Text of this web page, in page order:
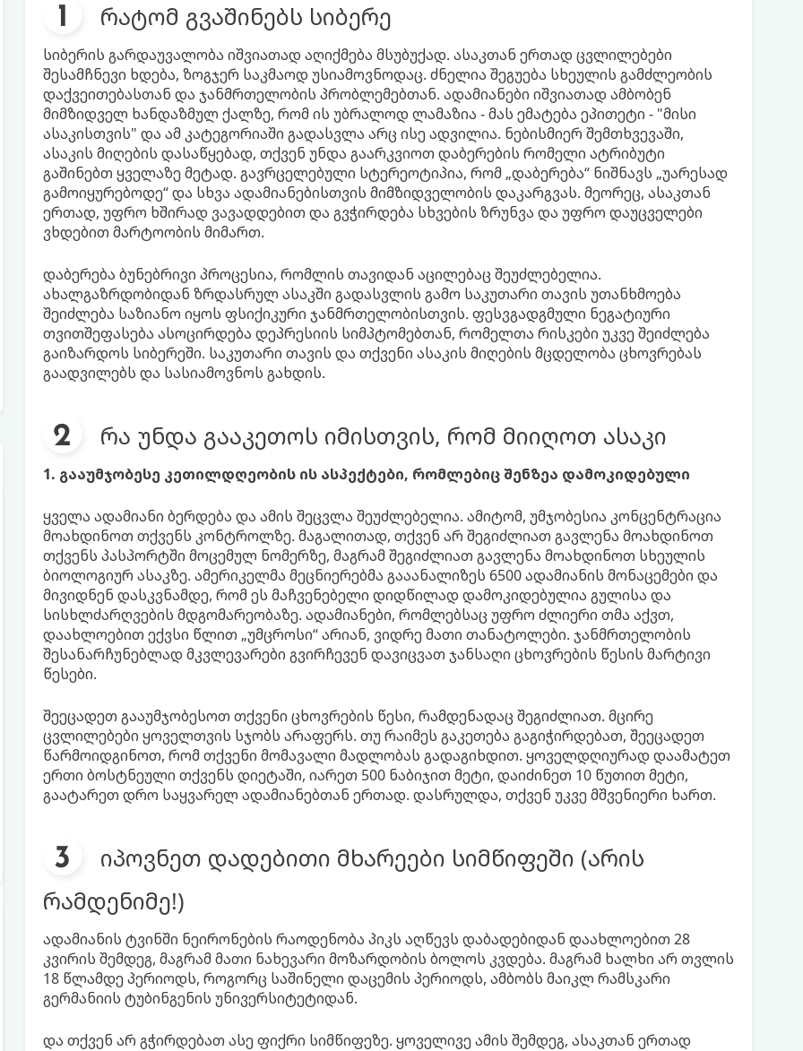
რატომ გვაშინებს სიბერე
სიბერის გარდაუვალობა იშვიათად აღიქმება მსუბუქად. ასაკთან ერთად ცვლილებები
შესამჩნევი ხდება, ზოგჯერ საკმაოდ უსიამოვნოდაც. ძნელია შეგუება სხეულის გამძლეობის
დაქვეითებასთან და ჯანმრთელობის პრობლემებთან. ადამიანები იშვიათად ამბობენ
მიმზიდველ ხანდაზმულ ქალზე, რომ ის უბრალოდ ლამაზია - მას ემატება ეპითეტი - "მისი
ასაკისთვის" და ამ კატეგორიაში გადასვლა არც ისე ადვილია. ნებისმიერ შემთხვევაში,
ასაკის მიღების დასაწყებად, თქვენ უნდა გაარკვიოთ დაბერების რომელი ატრიბუტი
გაშინებთ ყველაზე მეტად. გავრცელებული სტერეოტიპია, რომ „დაბერება“ ნიშნავს „უარესად
გამოიყურებოდე“ და სხვა ადამიანებისთვის მიმზიდველობის დაკარგვას. მეორეც, ასაკთან
ერთად, უფრო ხშირად ვავადდებით და გვჭირდება სხვების ზრუნვა და უფრო დაუცველები
ვხდებით მარტოობის მიმართ.
დაბერება ბუნებრივი პროცესია, რომლის თავიდან აცილებაც შეუძლებელია.
ახალგაზრდობიდან ზრდასრულ ასაკში გადასვლის გამო საკუთარი თავის უთანხმოება
შეიძლება საზიანო იყოს ფსიქიკური ჯანმრთელობისთვის. ფესვგადგმული ნეგატიური
თვითშეფასება ასოცირდება დეპრესიის სიმპტომებთან, რომელთა რისკები უკვე შეიძლება
გაიზარდოს სიბერეში. საკუთარი თავის და თქვენი ასაკის მიღების მცდელობა ცხოვრებას
გაადვილებს და სასიამოვნოს გახდის.
რა უნდა გააკეთოს იმისთვის, რომ მიიღოთ ასაკი
1. გააუმჯობესე კეთილდღეობის ის ასპექტები, რომლებიც შენზეა დამოკიდებული
ყველა ადამიანი ბერდება და ამის შეცვლა შეუძლებელია. ამიტომ, უმჯობესია კონცენტრაცია
მოახდინოთ თქვენს კონტროლზე. მაგალითად, თქვენ არ შეგიძლიათ გავლენა მოახდინოთ
თქვენს პასპორტში მოცემულ ნომერზე, მაგრამ შეგიძლიათ გავლენა მოახდინოთ სხეულის
ბიოლოგიურ ასაკზე. ამერიკელმა მეცნიერებმა გააანალიზეს 6500 ადამიანის მონაცემები და
მივიდნენ დასკვნამდე, რომ ეს მაჩვენებელი დიდწილად დამოკიდებულია გულისა და
სისხლძარღვების მდგომარეობაზე. ადამიანები, რომლებსაც უფრო ძლიერი თმა აქვთ,
დაახლოებით ექვსი წლით „უმცროსი“ არიან, ვიდრე მათი თანატოლები. ჯანმრთელობის
შესანარჩუნებლად მკვლევარები გვირჩევენ დავიცვათ ჯანსაღი ცხოვრების წესის მარტივი
წესები.
შეეცადეთ გააუმჯობესოთ თქვენი ცხოვრების წესი, რამდენადაც შეგიძლიათ. მცირე
ცვლილებები ყოველთვის სჯობს არაფერს. თუ რაიმეს გაკეთება გაგიჭირდებათ, შეეცადეთ
წარმოიდგინოთ, რომ თქვენი მომავალი მადლობას გადაგიხდით. ყოველდღიურად დაამატეთ
ერთი ბოსტნეული თქვენს დიეტაში, იარეთ 500 ნაბიჯით მეტი, დაიძინეთ 10 წუთით მეტი,
გაატარეთ დრო საყვარელ ადამიანებთან ერთად. დასრულდა, თქვენ უკვე მშვენიერი ხართ.
იპოვნეთ დადებითი მხარეები სიმწიფეში (არის
რამდენიმე!)
ადამიანის ტვინში ნეირონების რაოდენობა პიკს აღწევს დაბადებიდან დაახლოებით 28
კვირის შემდეგ, მაგრამ მათი ნახევარი მოზარდობის ბოლოს კვდება. მაგრამ ხალხი არ თვლის
18 წლამდე პერიოდს, როგორც საშინელი დაცემის პერიოდს, ამბობს მაიკლ რამსკარი
გერმანიის ტუბინგენის უნივერსიტეტიდან.
და თქვენ არ გჭირდებათ ასე ფიქრი სიმწიფეზე. ყოველივე ამის შემდეგ, ასაკთან ერთად